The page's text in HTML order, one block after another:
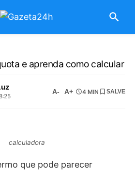
e aprenda como calcular
A- A+ 4 MIN SALVE
calculadora
que pode parecer